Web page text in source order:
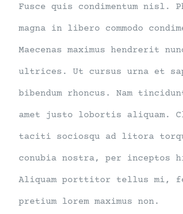
Fusce quis condimentum nisl.
magna in libero commodo
Maecenas maximus hendrerit
ultrices. Ut cursus urna et
bibendum rhoncus. Nam
amet justo lobortis aliquam.
taciti sociosqu ad litora
conubia nostra, per inceptos
Aliquam porttitor tellus mi,
pretium lorem maximus non.